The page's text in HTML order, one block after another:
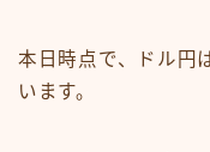
本日時点で、ドル円
います。